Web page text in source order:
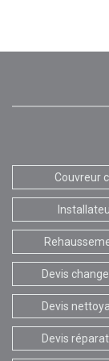
Couvreur
Devis
Devis
Devis